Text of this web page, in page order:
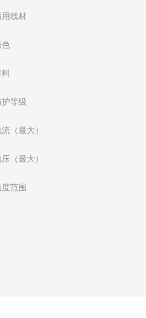
用线材
色
料
护等级
（最大）
（最大）
度范围